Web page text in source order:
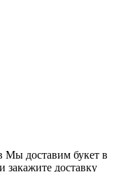
Мы доставим букет в
закажите доставку